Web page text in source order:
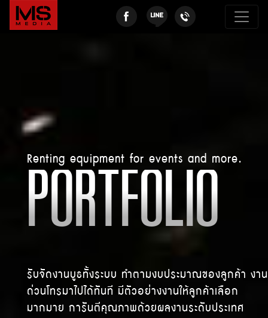
Renting equipment for events and more.
PORTFOLIO
รับจัดงานบูธทั้งระบบ ทำตามงบประมาณของลูกค้า งาน
ด่วนโทรมาไปได้ทันที มีตัวอย่างงานให้ลูกค้าเลือก
มากมาย การันตีคุณภาพด้วยผลงานระดับประเทศ